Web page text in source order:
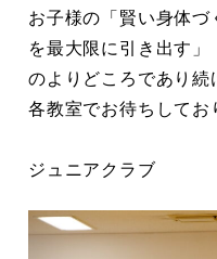
お子様の「賢い身体
を最大限に引き出す
のよりどころであり続
各教室でお待ちしてお
ジュニアクラブ